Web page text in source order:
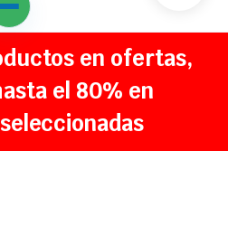
en ofertas,
el 80% en